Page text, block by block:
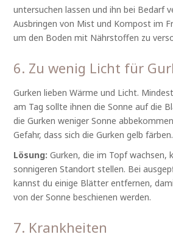
untersuchen lassen und ihn bei Bedarf
Ausbringen von Mist und Kompost im
um den Boden mit Nährstoffen zu
6. Zu wenig Licht für
Gurken lieben Wärme und Licht.
am Tag sollte ihnen die Sonne auf die
die Gurken weniger Sonne
Gefahr, dass sich die Gurken gelb färben.
Lösung: Gurken, die im Topf wachsen,
sonnigeren Standort stellen. Bei
kannst du einige Blätter entfernen,
von der Sonne beschienen werden.
7. Krankheiten